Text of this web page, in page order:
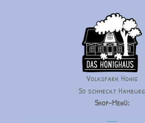
Volkspark Honig
So schmeckt Hamburg
Shop-Menü: